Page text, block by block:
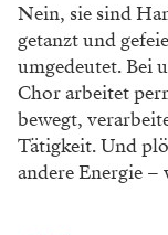
Nein, sie sind
getanzt und
umgedeutet. Bei
Chor arbeitet
bewegt,
Tätigkeit. Und
andere Energie